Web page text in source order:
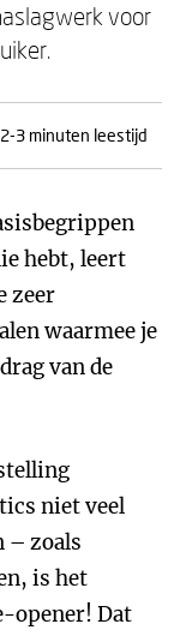
voor
2-3 minuten leestijd
hebt, leert
zeer
waarmee je
van de
niet veel
– zoals
is het
opener! Dat